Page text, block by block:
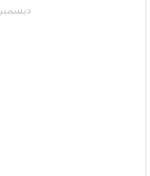
ديسمبر 14, 2024